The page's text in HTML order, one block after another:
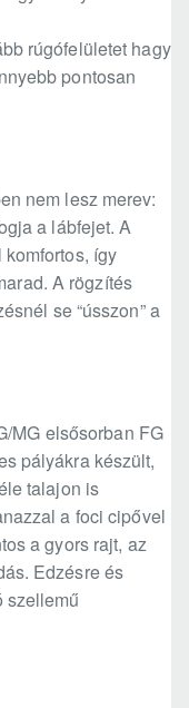
rúgófelületet hagy
pontosan
nem lesz merev:
a lábfejet. A
így
A rögzítés
se “ússzon” a
MG elsősorban FG
pályákra készült,
talajon is
a foci cipővel
a gyors rajt, az
Edzésre és
szellemű